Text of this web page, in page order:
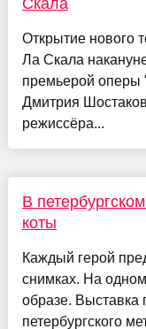
Открытие нового
Ла Скала
премьерой оперы
Дмитрия
режиссёра...
В
коты
Каждый герой
снимках. На
образе.
петербургского